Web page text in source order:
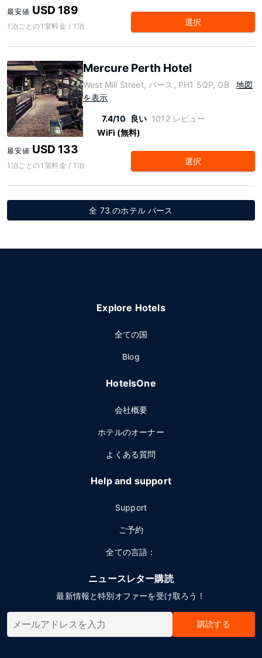
最安値 USD 189
1泊ごとの1室料金 / 1泊 選択
Mercure Perth Hotel
West Mill Street, パース, PH1 5QP, GB
地図
を表示
7.4/10 良い 1012 レビュー
WiFi (無料)
最安値 USD 133
1泊ごとの1室料金 / 1泊 選択
全 73 のホテル パース
Explore Hotels
全ての国
Blog
HotelsOne
会社概要
ホテルのオーナー
よくある質問
Help and support
Support
ご予約
全ての言語：
ニュースレター購読
最新情報と特別オファーを受け取ろう！
購読する